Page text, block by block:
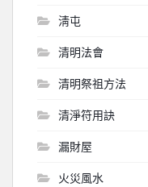
淸屯
清明法會
清明祭祖方法
清淨符用訣
漏財屋
火災風水